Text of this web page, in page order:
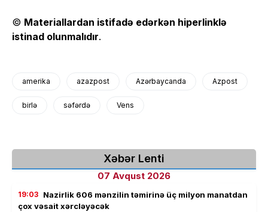
© Materiallardan istifadə edərkən hiperlinklə
istinad olunmalıdır.
amerika azazpost Azərbaycanda Azpost
birlə səfərdə Vens
Xəbər Lenti
07 Avqust 2026
19:03 Nazirlik 606 mənzilin təmirinə üç milyon manatdan
çox vəsait xərcləyəcək